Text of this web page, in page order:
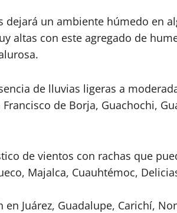
dejará un ambiente húmedo en
altas con este agregado de
de lluvias ligeras a
de Borja, Guachochi,
de vientos con rachas que
Majalca, Cuauhtémoc,
Juárez, Guadalupe, Carichí,